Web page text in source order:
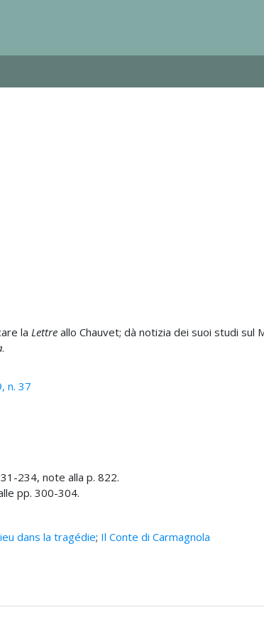
la Lettreallo Chauvet; dà notizia dei suoi studi sul
.
n. 37
234, note alla p. 822.
pp. 300-304.
dans la tragédie; Il Conte di Carmagnola